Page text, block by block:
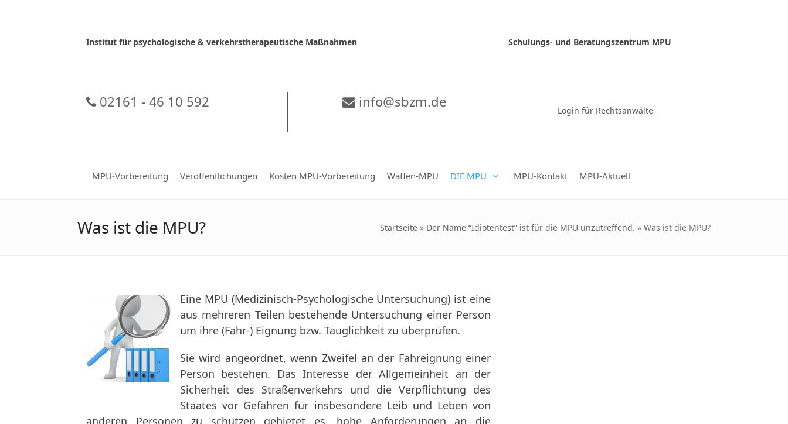
Institut für psychologische & verkehrstherapeutische Maßnahmen
Schulungs- und Beratungszentrum MPU
02161 - 46 10 592 info@sbzm.de
Login für Rechtsanwälte
MPU-Vorbereitung Veröffentlichungen Kosten MPU-Vorbereitung Waffen-MPU DIE MPU MPU-Kontakt MPU-Aktuell
Was ist die MPU? Startseite » Der Name “Idiotentest” ist für die MPU unzutreffend. » Was ist die MPU?
Eine MPU (Medizinisch-Psychologische Untersuchung) ist eine
aus mehreren Teilen bestehende Untersuchung einer Person
um ihre (Fahr-) Eignung bzw. Tauglichkeit zu überprüfen.
Sie wird angeordnet, wenn Zweifel an der Fahreignung einer
Person bestehen. Das Interesse der Allgemeinheit an der
Sicherheit des Straßenverkehrs und die Verpflichtung des
Staates vor Gefahren für insbesondere Leib und Leben von
anderen Personen zu schützen gebietet es, hohe Anforderungen an die